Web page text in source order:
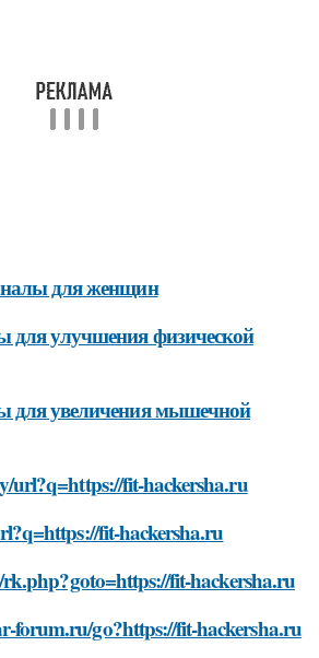
для женщин
для улучшения физической
для увеличения мышечной
url?q=https://fit-hackersha.ru
fit-hackersha.ru
fit-hackersha.ru
forum.ru/go?https://fit-hackersha.ru